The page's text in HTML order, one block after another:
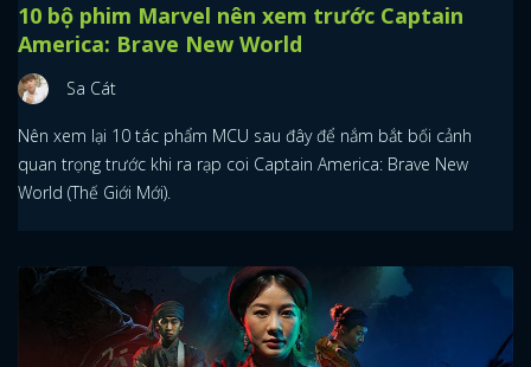
10 bộ phim Marvel nên xem trước Captain
America: Brave New World
Sa Cát
Nên xem lại 10 tác phẩm MCU sau đây để nắm bắt bối cảnh
quan trọng trước khi ra rạp coi Captain America: Brave New
World (Thế Giới Mới).